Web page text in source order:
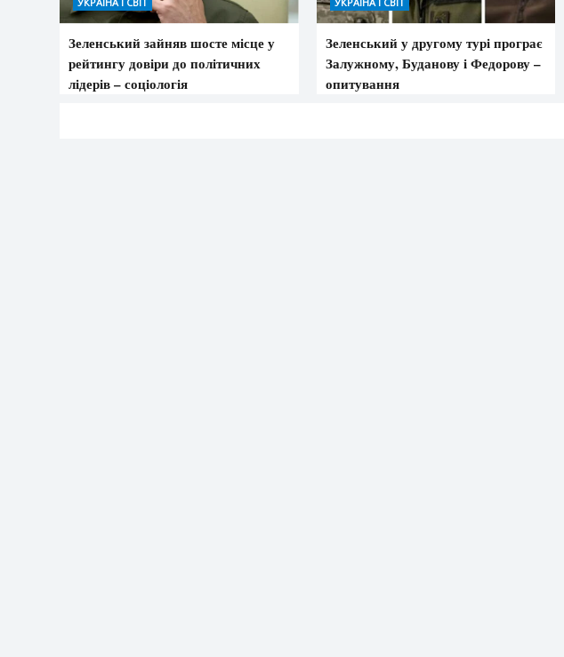
Зеленський зайняв шосте місце у
рейтингу довіри до політичних
лідерів – соціологія
Зеленський у другому турі програє
Залужному, Буданову і Федорову –
опитування